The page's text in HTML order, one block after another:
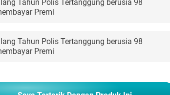
Tahun Polis Tertanggung berusia 98
Premi
Tahun Polis Tertanggung berusia 98
Premi